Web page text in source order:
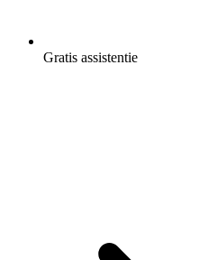
Gratis assistentie